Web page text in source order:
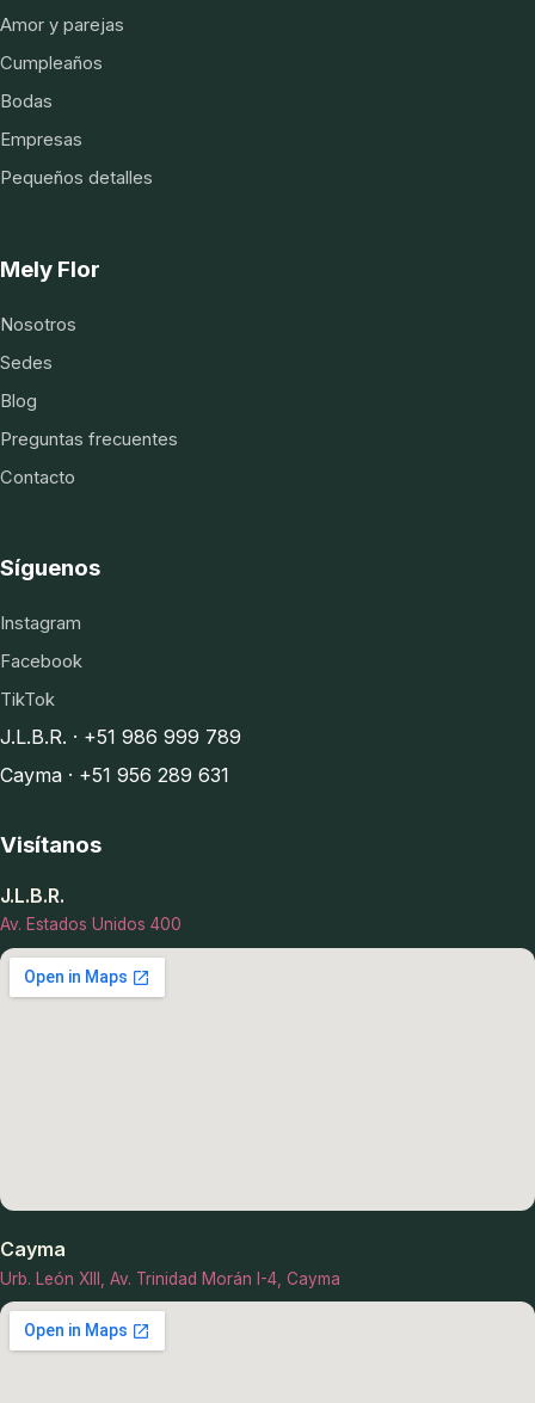
Amor y parejas
Cumpleaños
Bodas
Empresas
Pequeños detalles
Mely Flor
Nosotros
Sedes
Blog
Preguntas frecuentes
Contacto
Síguenos
Instagram
Facebook
TikTok
J.L.B.R. · +51 986 999 789
Cayma · +51 956 289 631
Visítanos
J.L.B.R.
Av. Estados Unidos 400
Cayma
Urb. León XIII, Av. Trinidad Morán I-4, Cayma